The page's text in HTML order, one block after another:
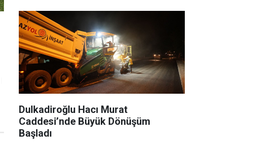
Dulkadiroğlu Hacı Murat
Caddesi’nde Büyük Dönüşüm
Başladı